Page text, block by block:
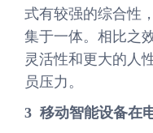
式有较强的综合性
集于一体。相比之
灵活性和更大的人
员压力。
3 移动智能设备在